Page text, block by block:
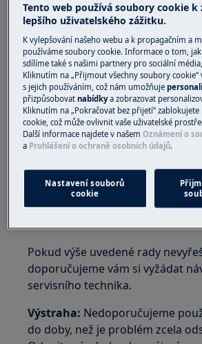
ventilátor pokračovat v
úplného ochlazení
Platí pro:
vestavnou troubu
volně stojící sporák
Řešení:
1. Pokud trouba vychladne a
zdroje napájení.
2. Obraťte se na autorizované
středisko
Pokud výše uvedené rady
doporučujeme vám si vyžádat
servisního technika.
Výstraha: Nedoporučujeme
do doby, než je problém zcela
Tento web používá soubory cookie k
lepšího uživatelského zážitku.
K vylepšování našeho webu a k propagačním a
používáme soubory cookie. Informace o tom,
sdílíme také s našimi partnery pro sociální
Kliknutím na „Přijmout všechny soubory cookie“
s jejich používáním, což nám umožňuje
přizpůsobovatnabídkya zobrazovat
Kliknutím na „Pokračovat bez přijetí“
cookie, což může ovlivnit vaše uživatelské
Další informace najdete v našemOznámení o
a Prohlášení o ochraně osobních údajů.
Nastavení souborů
cookie